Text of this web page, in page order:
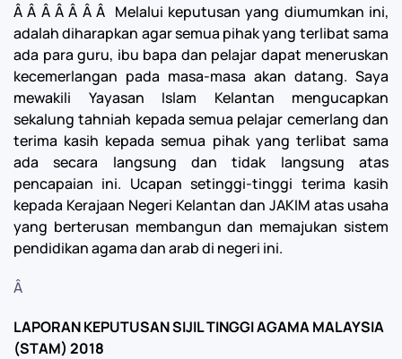
Â Â Â Â Â Â Â Melalui keputusan yang diumumkan ini,
adalah diharapkan agar semua pihak yang terlibat sama
ada para guru, ibu bapa dan pelajar dapat meneruskan
kecemerlangan pada masa-masa akan datang. Saya
mewakili Yayasan Islam Kelantan mengucapkan
sekalung tahniah kepada semua pelajar cemerlang dan
terima kasih kepada semua pihak yang terlibat sama
ada secara langsung dan tidak langsung atas
pencapaian ini. Ucapan setinggi-tinggi terima kasih
kepada Kerajaan Negeri Kelantan dan JAKIM atas usaha
yang berterusan membangun dan memajukan sistem
pendidikan agama dan arab di negeri ini.
Â
LAPORAN KEPUTUSAN SIJIL TINGGI AGAMA MALAYSIA
(STAM) 2018